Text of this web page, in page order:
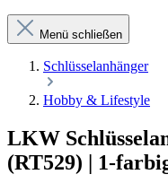
Menü schließen
Schlüsselanhänger
Hobby & Lifestyle
LKW
(RT529) | 1-